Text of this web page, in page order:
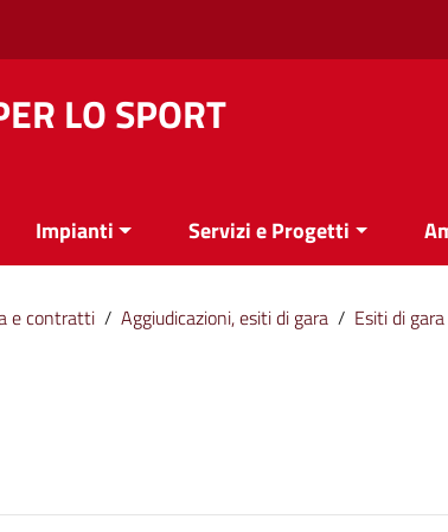
LO SPORT
Impianti Servizi e Progetti
e contratti / Aggiudicazioni, esiti di gara / Esiti di gara